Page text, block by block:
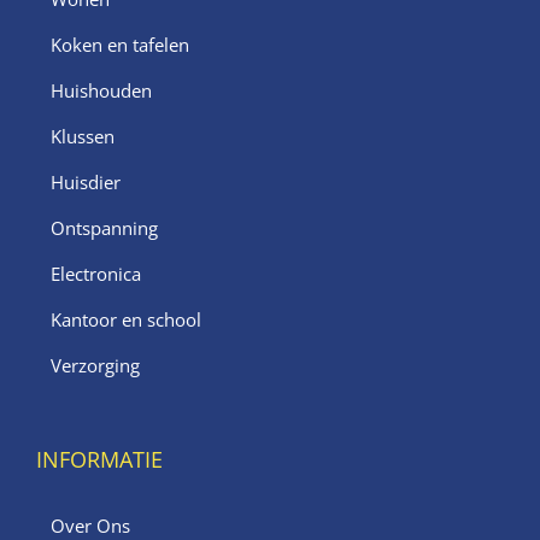
Koken en tafelen
Huishouden
Klussen
Huisdier
Ontspanning
Electronica
Kantoor en school
Verzorging
INFORMATIE
Over Ons